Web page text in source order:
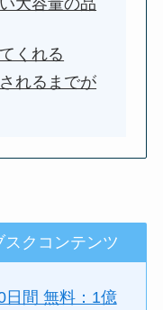
くれる
れるまでが
スクコンテンツ
日間 無料：1億